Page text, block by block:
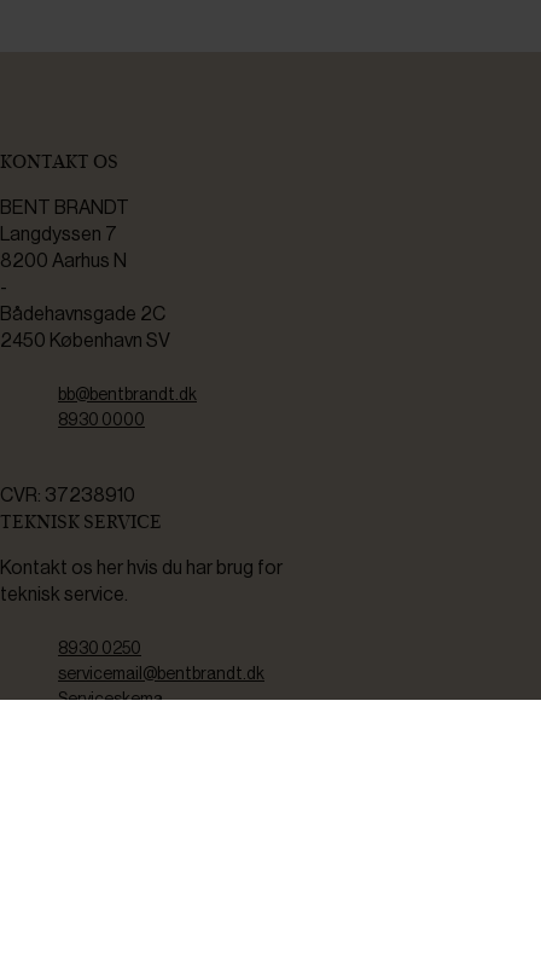
KONTAKT OS
BENT BRANDT
Langdyssen 7
8200 Aarhus N
-
Bådehavnsgade 2C
2450 København SV
bb@bentbrandt.dk
8930 0000
CVR: 37238910
TEKNISK SERVICE
Kontakt os her hvis du har brug for
teknisk service.
8930 0250
servicemail@bentbrandt.dk
Serviceskema